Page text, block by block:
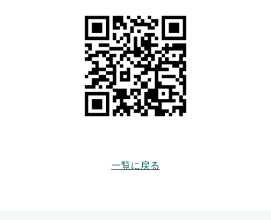
一覧に戻る